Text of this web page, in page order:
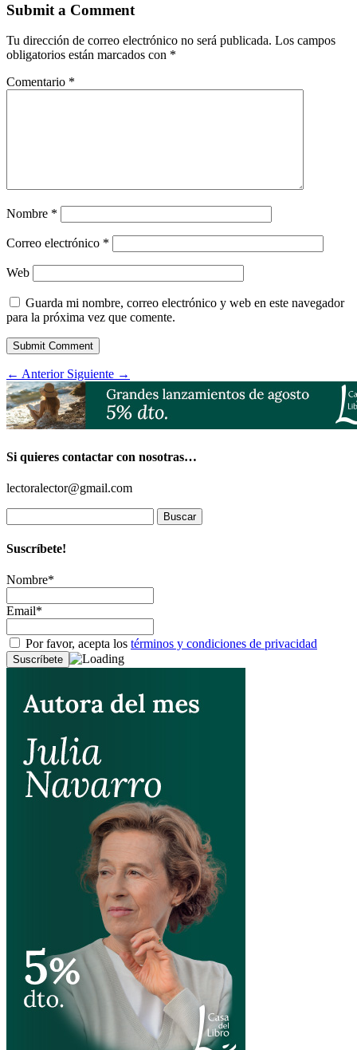
Submit a Comment
Tu dirección de correo electrónico no será publicada. Los campos
obligatorios están marcados con *
Comentario *
Nombre *
Correo electrónico *
Web
Guarda mi nombre, correo electrónico y web en este navegador
para la próxima vez que comente.
Submit Comment
← Anterior Siguiente →
Si quieres contactar con nosotras…
lectoralector@gmail.com
Suscríbete!
Nombre*
Email*
Por favor, acepta los términos y condiciones de privacidad